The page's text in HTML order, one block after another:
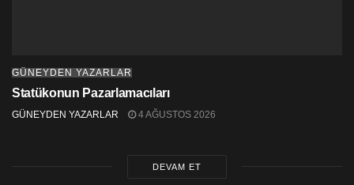
GÜNEYDEN YAZARLAR
Statükonun Pazarlamacıları
GÜNEYDEN YAZARLAR 4 AĞUSTOS 2026
DEVAM ET